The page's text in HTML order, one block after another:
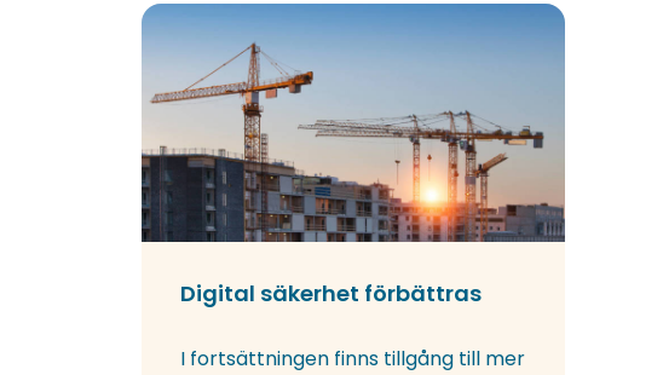
Digital säkerhet förbättras
I fortsättningen finns tillgång till mer